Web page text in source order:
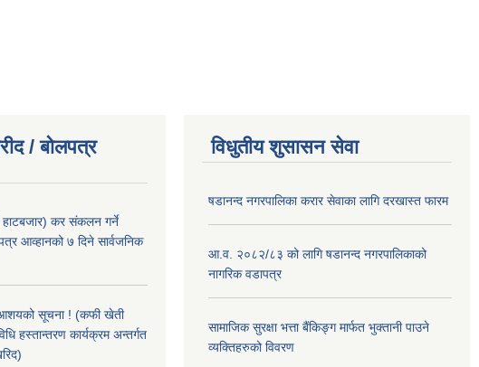
/ बोलपत्र
हाटबजार) कर संकलन गर्ने
आव्हानको ७ दिने सार्वजनिक
आशयको सूचना ! (कफी खेती
हस्तान्तरण कार्यक्रम अन्तर्गत
विधुतीय शुसासन सेवा
षडानन्द नगरपालिका करार सेवाका लागि दरखास्त फारम
आ.व. २०८२/८३ को लागि षडानन्द नगरपालिकाको
नागरिक वडापत्र
सामाजिक सुरक्षा भत्ता बैंकिङ्ग मार्फत भुक्तानी पाउने
व्यक्तिहरुको विवरण